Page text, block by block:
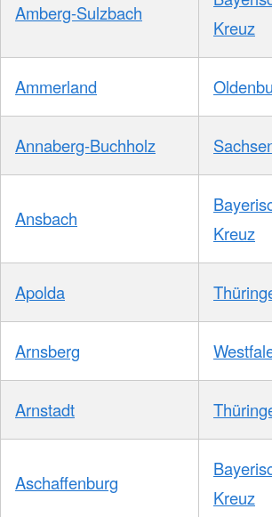
Amberg-Sulzbach
Kreuz
Ammerland
Annaberg-Buchholz
Ansbach
Kreuz
Apolda
Arnsberg
Arnstadt
Aschaffenburg
Kreuz